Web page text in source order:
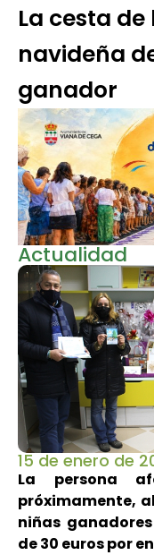
La cesta
navideña
ganador
Actualidad
15 de enero de
La persona
próximamente,
niñas
de 30 euros por